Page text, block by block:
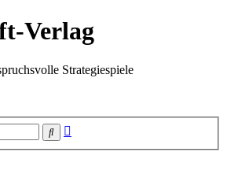
Verlag
Strategiespiele
Suche